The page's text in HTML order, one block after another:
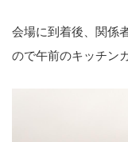
会場に到着後、関係
ので午前のキッチン